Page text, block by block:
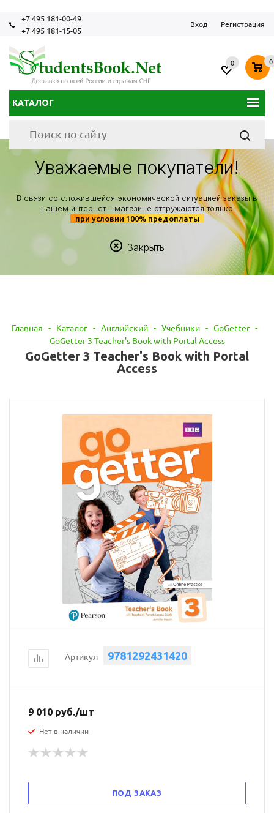
+7 495 181-00-49
+7 495 181-15-05
Вход Регистрация
КАТАЛОГ
0 0
Уважаемые покупатели!
В связи со сложившейся экономической ситуацией заказы в
нашем интернет - магазине отгружаются только
при условии 100% предоплаты
Закрыть
Главная - Каталог - Английский - Учебники - GoGetter -
GoGetter 3 Teacher's Book with Portal Access
GoGetter 3 Teacher's Book with Portal
Access
Артикул 9781292431420
9 010 руб./шт
Нет в наличии
ПОД ЗАКАЗ